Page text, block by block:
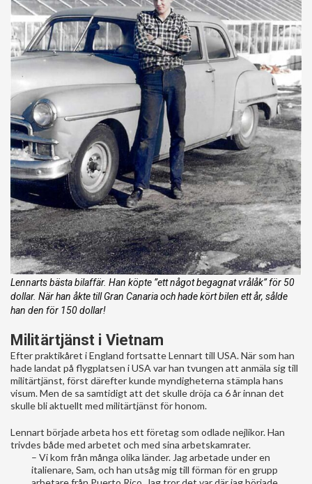
Lennarts bästa bilaffär. Han köpte ”ett något begagnat vrålåk” för 50
dollar. När han åkte till Gran Canaria och hade kört bilen ett år, sålde
han den för 150 dollar!
Militärtjänst i Vietnam
Efter praktikåret i England fortsatte Lennart till USA. När som han
hade landat på flygplatsen i USA var han tvungen att anmäla sig till
militärtjänst, först därefter kunde myndigheterna stämpla hans
visum. Men de sa samtidigt att det skulle dröja ca 6 år innan det
skulle bli aktuellt med militärtjänst för honom.
Lennart började arbeta hos ett företag som odlade nejlikor. Han
trivdes både med arbetet och med sina arbetskamrater.
– Vi kom från många olika länder. Jag arbetade under en
italienare, Sam, och han utsåg mig till förman för en grupp